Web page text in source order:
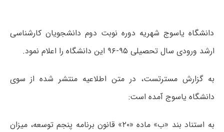
دانشگاه یاسوج شهریه‌ دوره‌ نوبت دوم دانشجویان کارشناسی
ارشد ورودی سال تحصیلی ۹۵-۹۶ این دانشگاه را اعلام نمود.
به گزارش مسترتست، در متن اطلاعیه منتشر شده از سوی
دانشگاه یاسوج آمده است:
به استناد بند «ب» ماده «۲۰» قانون برنامه پنجم توسعه، میزان